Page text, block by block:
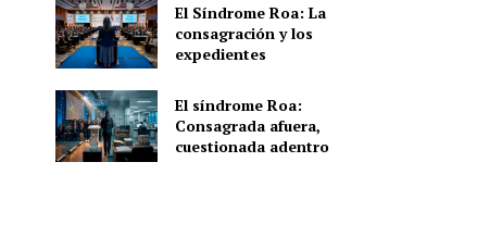
El Síndrome Roa: La
consagración y los
expedientes
El síndrome Roa:
Consagrada afuera,
cuestionada adentro